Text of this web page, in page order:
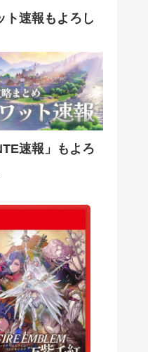
ト速報もよろし
速報」もよろ